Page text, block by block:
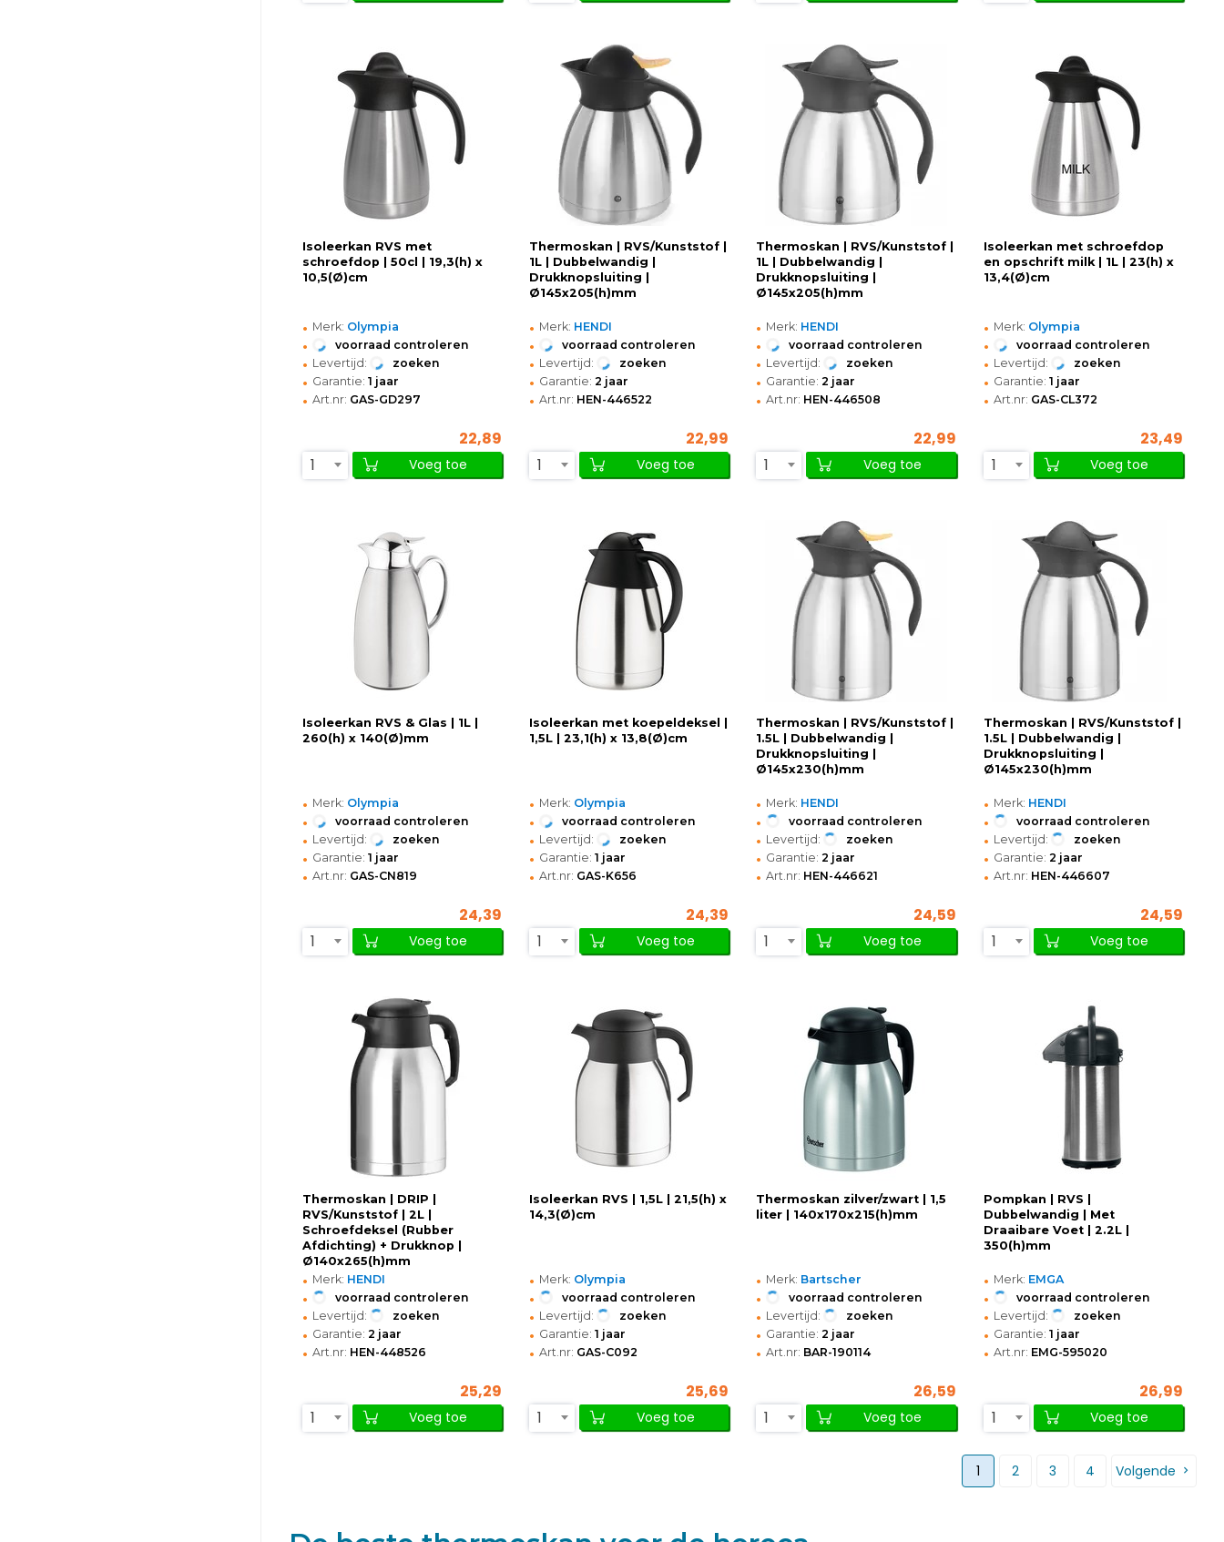
Isoleerkan RVS met
schroefdop | 50cl | 19,3(h) x
10,5(Ø)cm
• Merk: Olympia
• voorraad controleren
• Levertijd: zoeken
• Garantie: 1 jaar
• Art.nr: GAS-GD297
22,89
1
Voeg toe
Thermoskan | RVS/Kunststof |
1L | Dubbelwandig |
Drukknopsluiting |
Ø145x205(h)mm
• Merk: HENDI
• voorraad controleren
• Levertijd: zoeken
• Garantie: 2 jaar
• Art.nr: HEN-446522
22,99
1
Voeg toe
Thermoskan | RVS/Kunststof |
1L | Dubbelwandig |
Drukknopsluiting |
Ø145x205(h)mm
• Merk: HENDI
• voorraad controleren
• Levertijd: zoeken
• Garantie: 2 jaar
• Art.nr: HEN-446508
22,99
1
Voeg toe
Isoleerkan met schroefdop
en opschrift milk | 1L | 23(h) x
13,4(Ø)cm
• Merk: Olympia
• voorraad controleren
• Levertijd: zoeken
• Garantie: 1 jaar
• Art.nr: GAS-CL372
23,49
1
Voeg toe
Isoleerkan RVS & Glas | 1L |
260(h) x 140(Ø)mm
• Merk: Olympia
• voorraad controleren
• Levertijd: zoeken
• Garantie: 1 jaar
• Art.nr: GAS-CN819
24,39
1
Voeg toe
Isoleerkan met koepeldeksel |
1,5L | 23,1(h) x 13,8(Ø)cm
• Merk: Olympia
• voorraad controleren
• Levertijd: zoeken
• Garantie: 1 jaar
• Art.nr: GAS-K656
24,39
1
Voeg toe
Thermoskan | RVS/Kunststof |
1.5L | Dubbelwandig |
Drukknopsluiting |
Ø145x230(h)mm
• Merk: HENDI
• voorraad controleren
• Levertijd: zoeken
• Garantie: 2 jaar
• Art.nr: HEN-446621
24,59
1
Voeg toe
Thermoskan | RVS/Kunststof |
1.5L | Dubbelwandig |
Drukknopsluiting |
Ø145x230(h)mm
• Merk: HENDI
• voorraad controleren
• Levertijd: zoeken
• Garantie: 2 jaar
• Art.nr: HEN-446607
24,59
1
Voeg toe
Thermoskan | DRIP |
RVS/Kunststof | 2L |
Schroefdeksel (Rubber
Afdichting) + Drukknop |
Ø140x265(h)mm
• Merk: HENDI
• voorraad controleren
• Levertijd: zoeken
• Garantie: 2 jaar
• Art.nr: HEN-448526
25,29
1
Voeg toe
Isoleerkan RVS | 1,5L | 21,5(h) x
14,3(Ø)cm
• Merk: Olympia
• voorraad controleren
• Levertijd: zoeken
• Garantie: 1 jaar
• Art.nr: GAS-C092
25,69
1
Voeg toe
Thermoskan zilver/zwart | 1,5
liter | 140x170x215(h)mm
• Merk: Bartscher
• voorraad controleren
• Levertijd: zoeken
• Garantie: 2 jaar
• Art.nr: BAR-190114
26,59
1
Voeg toe
Pompkan | RVS |
Dubbelwandig | Met
Draaibare Voet | 2.2L |
350(h)mm
• Merk: EMGA
• voorraad controleren
• Levertijd: zoeken
• Garantie: 1 jaar
• Art.nr: EMG-595020
26,99
1
Voeg toe
1 2 3 4 Volgende